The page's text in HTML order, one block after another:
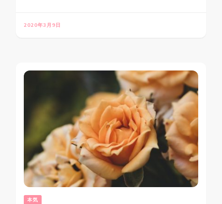
2020年3月9日
本気